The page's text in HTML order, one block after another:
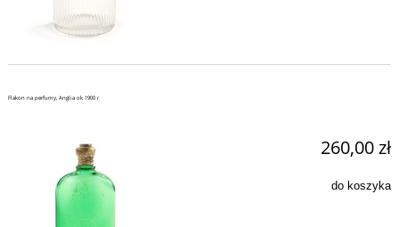
Flakon na perfumy, Anglia ok 1900 r
260,00 zł
do koszyka